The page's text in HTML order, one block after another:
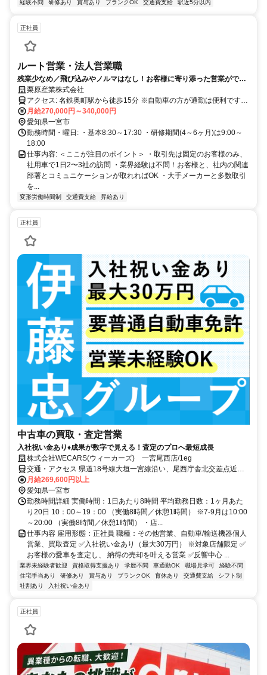
経験不問 研修あり 賞与あり ブランクOK 交通費支給 駅近5分以内
正社員
ルート営業・法人営業職
残業少なめ／飛び込みやノルマはなし！お客様に寄り添った営業ができ
ます！20代30代活躍中！設立半世紀以上で取引先は安定◎
栗原産業株式会社
アクセス: 名鉄奥町駅から徒歩15分 ※自動車の方が通勤は便利です。
（無料駐車場あり）
月給270,000円～340,000円
愛知県一宮市
勤務時間・曜日: ・基本8:30～17:30 ・研修期間(4～6ヶ月)は9:00～
18:00
仕事内容: ＜ここが注目のポイント＞ ・取引先は固定のお客様のみ、
社用車で1日2〜3社の訪問 ・業界経験は不問！お客様と、社内の関連
部署とコミュニケーションが取れればOK ・大手メーカーと多数取引
を...
変形労働時間制 交通費支給 昇給あり
正社員
中古車の買取・査定営業
入社祝い金あり♦︎成果が数字で見える！査定のプロへ最短成長
株式会社WECARS(ウィーカーズ) 一宮尾西店/1eg
交通・アクセス 県道18号線大垣一宮線沿い、尾西庁舎北交差点近く
の店舗です。
月給269,600円以上
愛知県一宮市
勤務時間詳細 実働時間：1日あたり8時間 平均勤務日数：1ヶ月あた
り20日 10：00～19：00 （実働8時間／休憩1時間） ※7-9月は10:00
～20:00 （実働8時間／休憩1時間） ・店...
仕事内容 雇用形態：正社員 職種：その他営業、自動車/輸送機器個人
営業、買取査定 ✅入社祝い金あり（最大30万円） ※対象店舗限定 ✅
お客様の愛車を査定し、 納得の売却を叶える営業 ✅反響中心 ...
業界未経験者歓迎 資格取得支援あり 学歴不問 車通勤OK 職場見学可
経験不問
住宅手当あり
研修あり 賞与あり ブランクOK 育休あり 交通費支給
シフト制
社割あり
入社祝い金あり
正社員